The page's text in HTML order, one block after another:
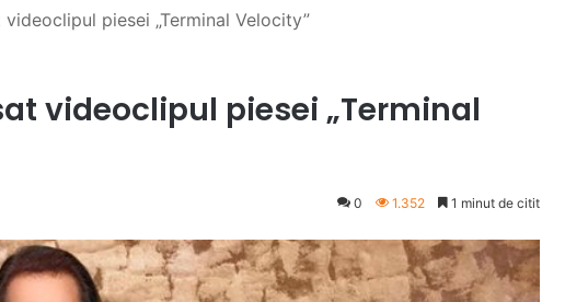
piesei „Terminal Velocity”
videoclipul piesei „Terminal
0 1.352 1 minut de citit